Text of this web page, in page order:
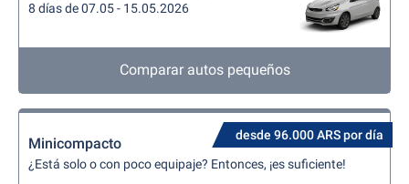
8 días de 07.05 - 15.05.2026
Comparar autos pequeños
desde 96.000 ARS por día
Minicompacto
¿Está solo o con poco equipaje? Entonces, ¡es suficiente!